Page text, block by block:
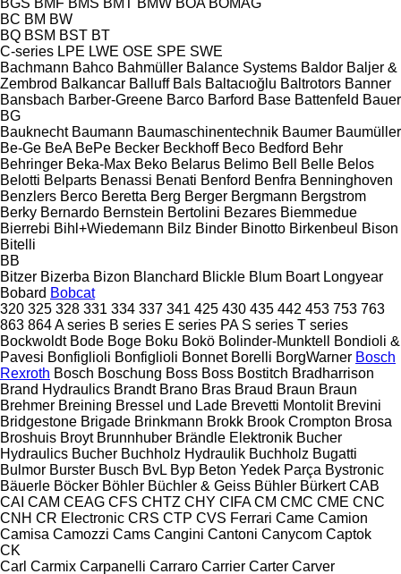
BC BM BW
BQ BSM BST BT
C-series LPE LWE OSE SPE SWE
Bachmann Bahco Bahmüller Balance Systems Baldor Baljer &
Zembrod Balkancar Balluff Bals Baltacıoğlu Baltrotors Banner
Bansbach Barber-Greene Barco Barford Base Battenfeld Bauer
BG
Bauknecht Baumann Baumaschinentechnik Baumer Baumüller
Be-Ge BeA BePe Becker Beckhoff Beco Bedford Behr
Behringer Beka-Max Beko Belarus Belimo Bell Belle Belos
Belotti Belparts Benassi Benati Benford Benfra Benninghoven
Benzlers Berco Beretta Berg Berger Bergmann Bergstrom
Berky Bernardo Bernstein Bertolini Bezares Biemmedue
Bierrebi Bihl+Wiedemann Bilz Binder Binotto Birkenbeul
Bison
Bitelli
BB
Bitzer Bizerba Bizon Blanchard Blickle Blum Boart Longyear
Bobard Bobcat
320 325 328 331 334 337 341 425 430 435 442 453 753 763
863 864A series B series E series PA S series T series
Bockwoldt Bode Boge Boku Bokö Bolinder-Munktell
Bondioli &
Pavesi Bonfiglioli Bonfiglioli Bonnet Borelli BorgWarner Bosch
Rexroth Bosch Boschung Boss Boss Bostitch Bradharrison
Brand Hydraulics Brandt Brano Bras Braud Braun Braun
Brehmer Breining Bressel und Lade Brevetti Montolit Brevini
Bridgestone Brigade Brinkmann Brokk Brook Crompton Brosa
Broshuis Broyt Brunnhuber Brändle Elektronik Bucher
Hydraulics Bucher Buchholz Hydraulik Buchholz Bugatti
Bulmor Burster Busch BvL Byp Beton Yedek Parça Bystronic
Bäuerle Böcker Böhler Büchler & Geiss Bühler Bürkert CAB
CAI CAM CEAG CFS CHTZ CHY CIFA CM CMC CME CNC
CNH CR Electronic CRS CTP CVS Ferrari Came Camion
Camisa Camozzi Cams Cangini Cantoni Canycom Captok
CK
Carl Carmix Carpanelli Carraro Carrier Carter Carver